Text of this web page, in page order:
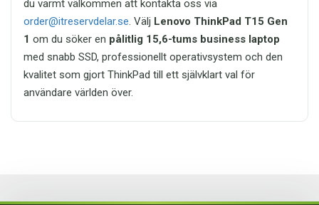
du varmt välkommen att kontakta oss via
order@itreservdelar.se. Välj Lenovo ThinkPad T15 Gen
1 om du söker en pålitlig 15,6-tums business laptop
med snabb SSD, professionellt operativsystem och den
kvalitet som gjort ThinkPad till ett självklart val för
användare världen över.